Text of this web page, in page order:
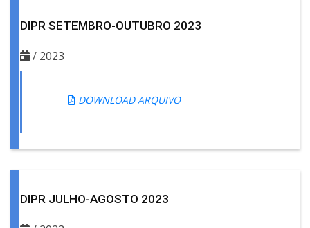
DIPR SETEMBRO-OUTUBRO 2023
/ 2023
DOWNLOAD ARQUIVO
DIPR JULHO-AGOSTO 2023